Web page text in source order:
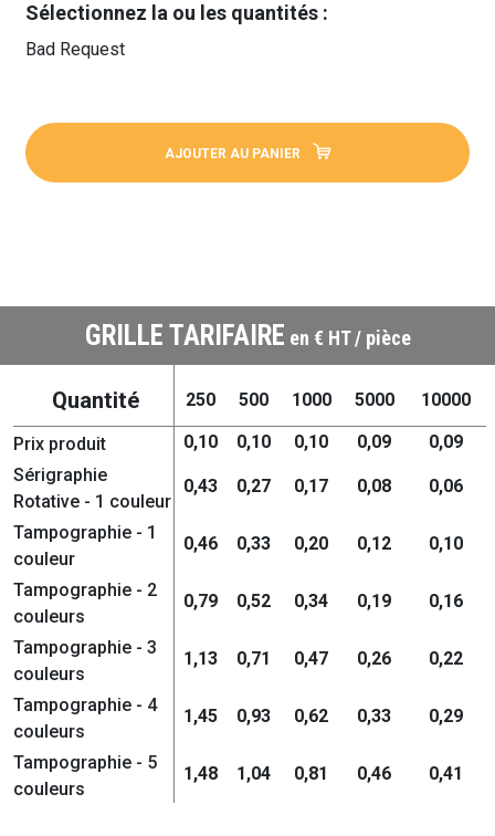
Sélectionnez la ou les quantités :
Bad Request
AJOUTER AU PANIER
GRILLE TARIFAIRE en € HT / pièce
Quantité 250 500 1000 5000 10000
Prix produit 0,10 0,10 0,10 0,09
0,09
Sérigraphie
Rotative - 1 couleur
0,43 0,27 0,17 0,08 0,06
Tampographie - 1
couleur
0,46 0,33 0,20 0,12 0,10
Tampographie - 2
couleurs
0,79 0,52 0,34 0,19 0,16
Tampographie - 3
couleurs
1,13 0,71 0,47 0,26 0,22
Tampographie - 4
couleurs
1,45 0,93 0,62 0,33 0,29
Tampographie - 5
couleurs
1,48 1,04 0,81 0,46 0,41